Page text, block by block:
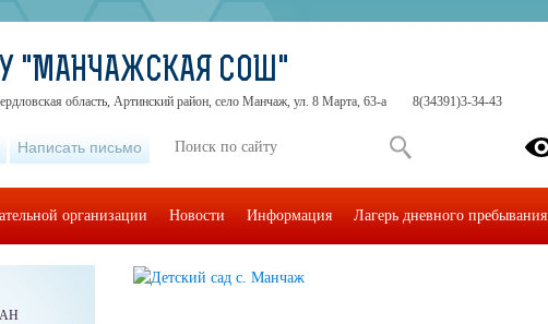
"МАНЧАЖСКАЯ СОШ"
область, Артинский район, село Манчаж, ул. 8 Марта, 63-а 8(34391)3-34-43
Написать письмо
организации Новости Информация Лагерь дневного пребывания